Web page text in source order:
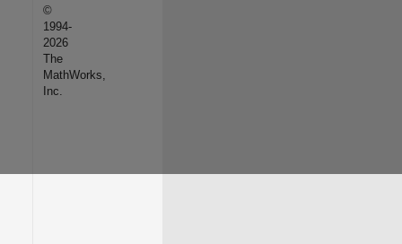
©
1994-
2026
The
MathWorks,
Inc.